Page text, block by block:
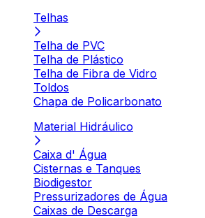
Telhas
Telha de PVC
Telha de Plástico
Telha de Fibra de Vidro
Toldos
Chapa de Policarbonato
Material Hidráulico
Caixa d' Água
Cisternas e Tanques
Biodigestor
Pressurizadores de Água
Caixas de Descarga